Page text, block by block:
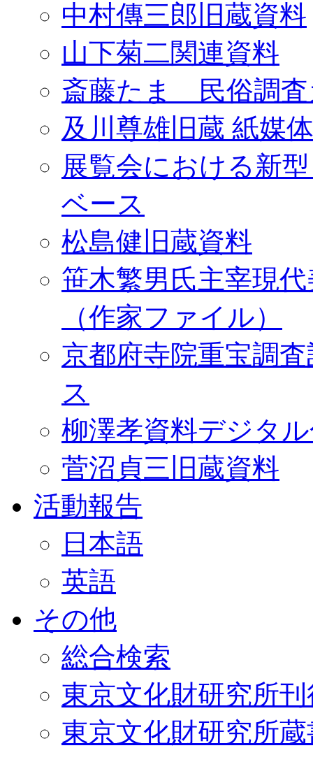
中村傳三郎旧蔵資料
山下菊二関連資料
斎藤たま 民俗調査
及川尊雄旧蔵 紙媒
展覧会における新
ベース
松島健旧蔵資料
笹木繁男氏主宰現
（作家ファイル）
京都府寺院重宝調
ス
柳澤孝資料デジタ
菅沼貞三旧蔵資料
活動報告
日本語
英語
その他
総合検索
東京文化財研究所
東京文化財研究所